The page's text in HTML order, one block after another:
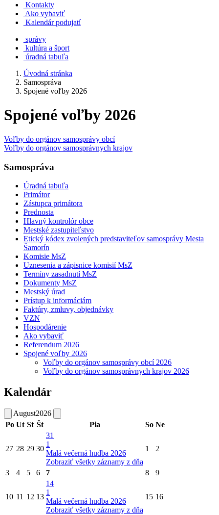
Kontakty
Ako vybaviť
Kalendár podujatí
správy
kultúra a šport
úradná tabuľa
Úvodná stránka
Samospráva
Spojené voľby 2026
Spojené voľby 2026
Voľby do orgánov samosprávy obcí
Voľby do orgánov samosprávnych krajov
Samospráva
Úradná tabuľa
Primátor
Zástupca primátora
Prednosta
Hlavný kontrolór obce
Mestské zastupiteľstvo
Etický kódex zvolených predstaviteľov samosprávy Mesta
Šamorín
Komisie MsZ
Uznesenia a zápisnice komisií MsZ
Termíny zasadnutí MsZ
Dokumenty MsZ
Mestský úrad
Prístup k informáciám
Faktúry, zmluvy, objednávky
VZN
Hospodárenie
Ako vybaviť
Referendum 2026
Spojené voľby 2026
Voľby do orgánov samosprávy obcí 2026
Voľby do orgánov samosprávnych krajov 2026
Kalendár
August2026
Po Ut St Št Pia So Ne
27 28 29 30
31
1
Malá večerná hudba 2026
Zobraziť všetky záznamy z dňa
1 2
3 4 5 6 7 8 9
10 11 12 13
14
1
Malá večerná hudba 2026
Zobraziť všetky záznamy z dňa
15 16